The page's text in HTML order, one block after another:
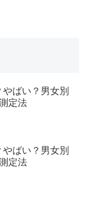
ばい？男女別
定法
ばい？男女別
定法